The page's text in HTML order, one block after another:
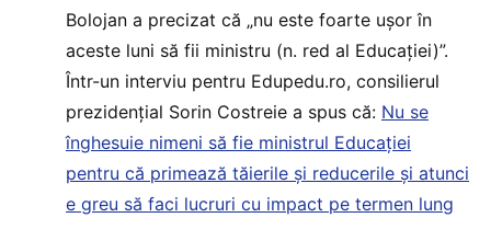
Bolojan a precizat că „nu este foarte ușor în
aceste luni să fii ministru (n. red al Educației)”.
Într-un interviu pentru Edupedu.ro, consilierul
prezidențial Sorin Costreie a spus că: Nu se
înghesuie nimeni să fie ministrul Educației
pentru că primează tăierile și reducerile și atunci
e greu să faci lucruri cu impact pe termen lung